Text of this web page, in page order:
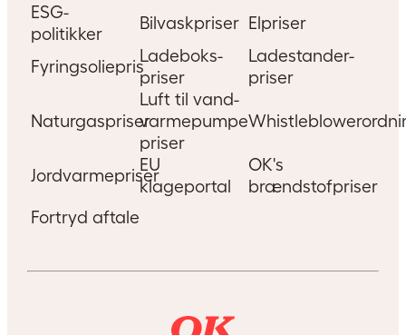
ESG-
politikker
Bilvaskpriser Elpriser
Fyringsoliepris
Ladeboks-
priser
Ladestander-
priser
Naturgaspriser
Luft til vand-
varmepumpe
priser
Jordvarmepriser
EU
klageportal
OK's
brændstofpriser
Fortryd aftale